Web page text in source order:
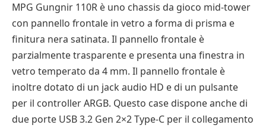
MPG Gungnir 110R è uno chassis da gioco mid-tower
con pannello frontale in vetro a forma di prisma e
finitura nera satinata. Il pannello frontale è
parzialmente trasparente e presenta una finestra in
vetro temperato da 4 mm. Il pannello frontale è
inoltre dotato di un jack audio HD e di un pulsante
per il controller ARGB. Questo case dispone anche di
due porte USB 3.2 Gen 2×2 Type-C per il collegamento